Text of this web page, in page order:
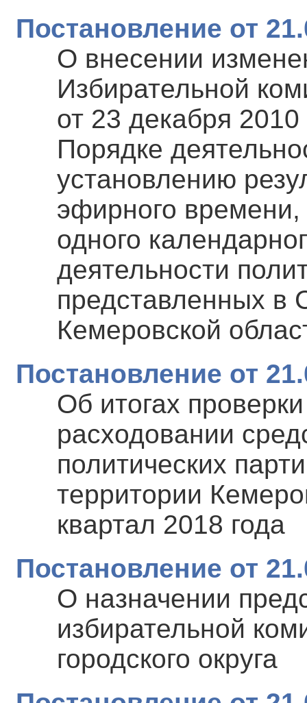
Постановление от
О внесении
Избирательной
от 23 декабря
Порядке
установлению
эфирного времени,
одного
деятельности
представленных в
Кемеровской
Постановление от
Об итогах
расходовании
политических
территории
квартал 2018 года
Постановление от
О назначении
избирательной
городского округа